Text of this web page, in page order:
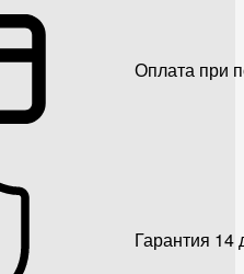
Оплата при
Гарантия 14